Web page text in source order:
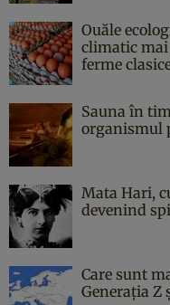
Ouăle
climatic mai
ferme
Sauna în
organismul
Mata Hari,
devenind
Care sunt
Generația Z